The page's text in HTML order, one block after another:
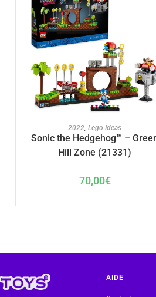
AJOUTER AU PANIER
2022,Lego Ideas
Sonic the Hedgehog™ –
Hill Zone (21331)
70,00€
AIDE